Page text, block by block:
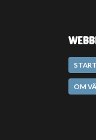
START
OM